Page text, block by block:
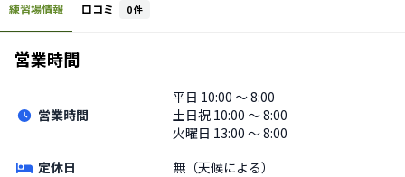
練習場情報 口コミ 0件
営業時間
営業時間
平日 10:00 〜 8:00
土日祝 10:00 〜 8:00
火曜日 13:00 〜 8:00
定休日
無（天候による）